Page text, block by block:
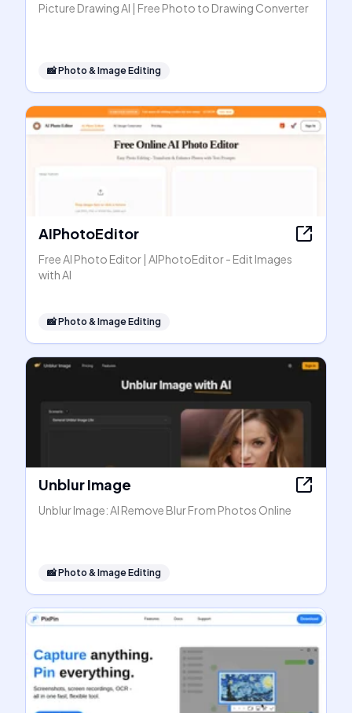
Picture Drawing AI | Free Photo to Drawing Converter
📸Photo & Image Editing
AIPhotoEditor
Free AI Photo Editor | AIPhotoEditor - Edit Images
with AI
📸Photo & Image Editing
Unblur Image
Unblur Image: AI Remove Blur From Photos Online
📸Photo & Image Editing